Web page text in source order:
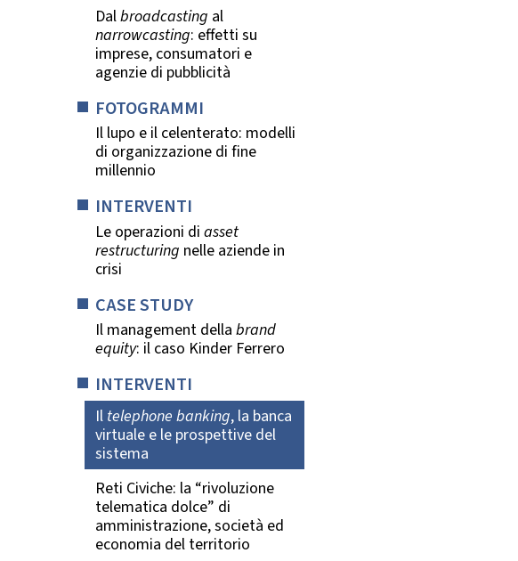
Dalbroadcasting al
narrowcasting: effetti su
imprese, consumatori e
agenzie di pubblicità
FOTOGRAMMI
Il lupo e il celenterato: modelli
di organizzazione di fine
millennio
INTERVENTI
Le operazioni di asset
restructuring nelle aziende in
crisi
CASE STUDY
Il management della brand
equity: il caso Kinder Ferrero
INTERVENTI
Il telephone banking, la banca
virtuale e le prospettive del
sistema
Reti Civiche: la “rivoluzione
telematica dolce” di
amministrazione, società ed
economia del territorio